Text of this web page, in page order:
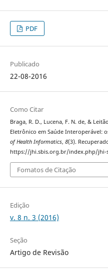
PDF
Publicado
22-08-2016
Como Citar
Braga, R. D., Lucena, F. N. de, &
Eletrônico em Saúde Interoperável:
of Health Informatics, 8(3).
https://jhi.sbis.org.br/index.php/jhi-
Fomatos de Citação
Edição
v. 8 n. 3 (2016)
Seção
Artigo de Revisão